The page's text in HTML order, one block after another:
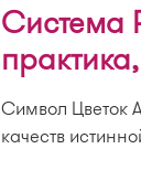
Система
Символ Цветок
качеств